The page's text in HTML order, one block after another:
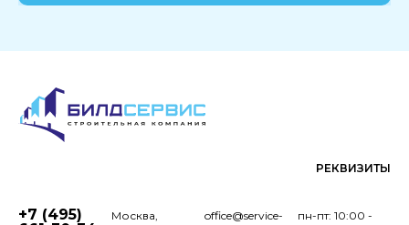
РЕКВИЗИТЫ
+7 (495)
Москва,
пн-пт: 10:00 -
office@service-